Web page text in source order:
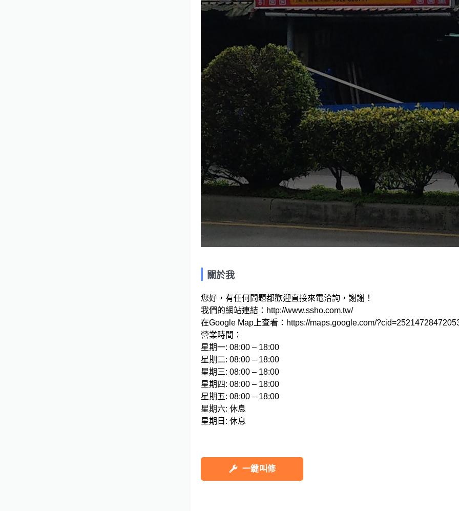
關於我
您好，有任何問題都歡迎直接來電洽詢，謝謝！
我們的網站連結：http://www.ssho.com.tw/
在Google Map上查看：https://maps.google.com/
營業時間：
星期一: 08:00 – 18:00
星期二: 08:00 – 18:00
星期三: 08:00 – 18:00
星期四: 08:00 – 18:00
星期五: 08:00 – 18:00
星期六: 休息
一鍵叫修